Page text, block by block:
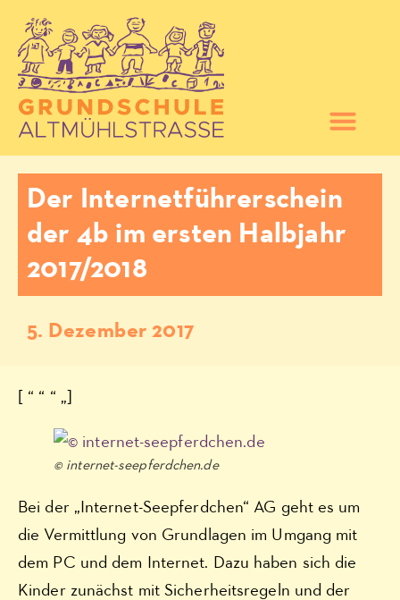
Der Internetführerschein
der 4b im ersten Halbjahr
2017/2018
5. Dezember 2017
[ “ “ “ „]
© internet-seepferdchen.de
Bei der „Internet-Seepferdchen“ AG geht es um
die Vermittlung von Grundlagen im Umgang mit
dem PC und dem Internet. Dazu haben sich die
Kinder zunächst mit Sicherheitsregeln und der